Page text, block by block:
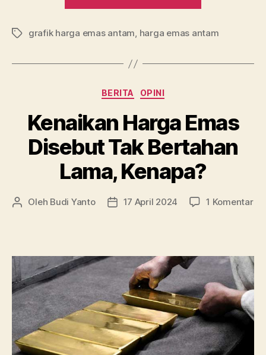
Dibanderol
1.335.000
Tag grafik harga emas antam, harga emas antam
Kategori
BERITA OPINI
Kenaikan Harga Emas
Disebut Tak Bertahan
Lama, Kenapa?
Penulis
Oleh Budi Yanto
Tanggal
17 April 2024 1 Komentar